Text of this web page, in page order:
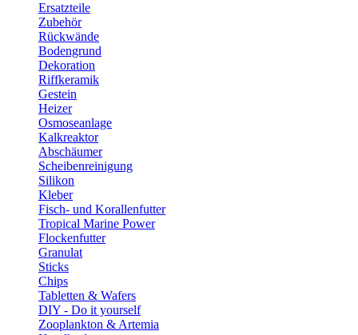
Ersatzteile
Zubehör
Rückwände
Bodengrund
Dekoration
Riffkeramik
Gestein
Heizer
Osmoseanlage
Kalkreaktor
Abschäumer
Scheibenreinigung
Silikon
Kleber
Fisch- und Korallenfutter
Tropical Marine Power
Flockenfutter
Granulat
Sticks
Chips
Tabletten & Wafers
DIY - Do it yourself
Zooplankton & Artemia